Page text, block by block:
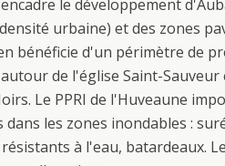
le développement
urbaine) et des zones
bénéficie d'un périmètre de
de l'église Saint-Sauveur
Le PPRI de l'Huveaune
les zones inondables :
à l'eau, batardeaux.